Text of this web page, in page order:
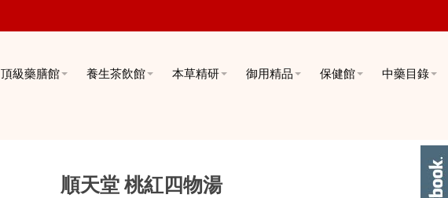
頂級藥膳館 養生茶飲館 本草精研 御用精品 保健館 中藥目錄
順天堂 桃紅四物湯